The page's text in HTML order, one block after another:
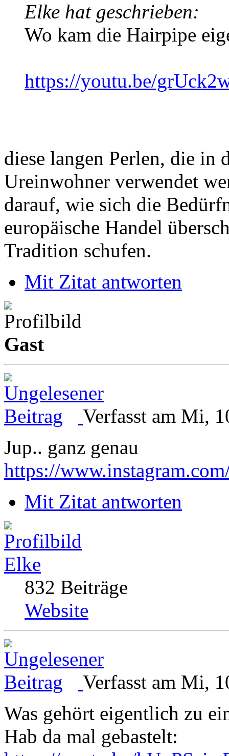
Elke hat geschrieben:
Wo kam die Hairpipe
https://youtu.be/
diese langen Perlen, die in
Ureinwohner verwendet
darauf, wie sich die
europäische Handel
Tradition schufen.
Mit Zitat antworten
Gast
Verfasst am Mi,
Jup.. ganz genau
https://
Mit Zitat antworten
Elke
832 Beiträge
Website
Verfasst am Mi,
Was gehört eigentlich zu
Hab da mal gebastelt: